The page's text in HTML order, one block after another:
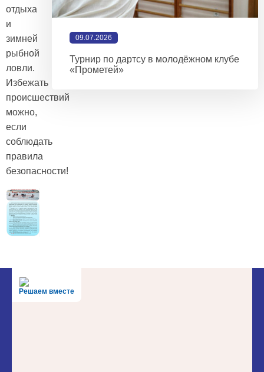
отдыха
и
зимней
рыбной
ловли.
Избежать
происшествий
можно,
если
соблюдать
правила
безопасности!
09.07.2026
Турнир по дартсу в молодёжном клубе
«Прометей»
Решаем вместе